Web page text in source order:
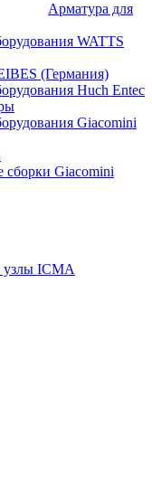
Арматура для
WATTS
(Германия)
Huch Entec
Giacomini
сборки Giacomini
узлы ICMA